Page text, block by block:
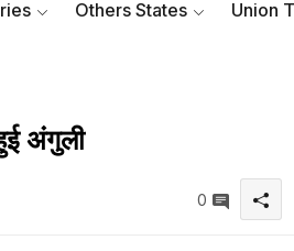
Others States Union
अंगुली
0